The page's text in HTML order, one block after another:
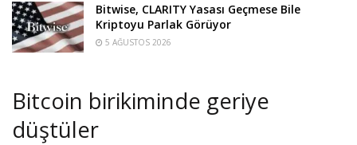
Bitwise, CLARITY Yasası Geçmese Bile
Kriptoyu Parlak Görüyor
5 AĞUSTOS 2026
Bitcoin birikiminde geriye
düştüler